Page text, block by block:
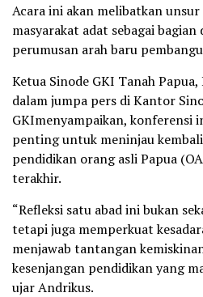
Acara ini akan melibatkan
masyarakat adat sebagai
perumusan arah baru
Ketua Sinode GKI Tanah
dalam jumpa pers di Kantor
GKImenyampaikan, konferensi
penting untuk meninjau
pendidikan orang asli Papua
terakhir.
“Refleksi satu abad ini bukan
tetapi juga memperkuat
menjawab tantangan
kesenjangan pendidikan yang
ujar Andrikus.